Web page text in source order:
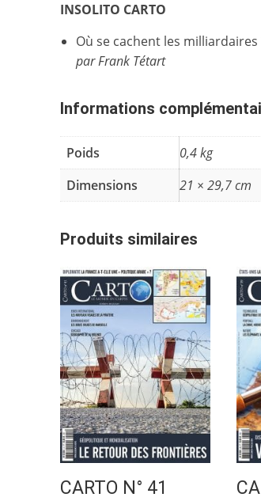
INSOLITO CARTO
Où se cachent les milliardaires
par Frank Tétart
Informations
Poids
0,4 kg
Dimensions
21 × 29,7 cm
Produits similaires
CARTO N° 41